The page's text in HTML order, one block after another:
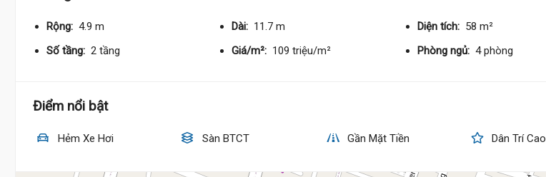
Rộng: 4.9 m Dài: 11.7 m Diện tích: 58 m²
Số tầng: 2 tầng Giá/m²: 109 triệu/m² Phòng ngủ: 4 phòng
Điểm nổi bật
Hẻm Xe Hơi Sàn BTCT Gần Mặt Tiền Dân Trí Cao
8 tỷ 160 triệu